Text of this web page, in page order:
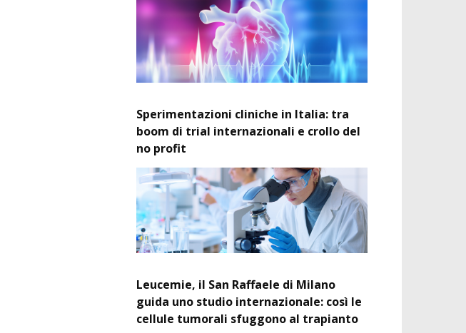
Sperimentazioni cliniche in Italia: tra
boom di trial internazionali e crollo del
no profit
Leucemie, il San Raffaele di Milano
guida uno studio internazionale: così le
cellule tumorali sfuggono al trapianto